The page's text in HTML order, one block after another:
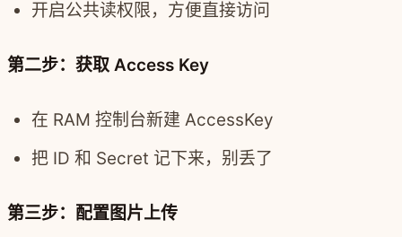
开启公共读权限，方便直接访问
第二步：获取 Access Key
在 RAM 控制台新建 AccessKey
把 ID 和 Secret 记下来，别丢了
第三步：配置图片上传